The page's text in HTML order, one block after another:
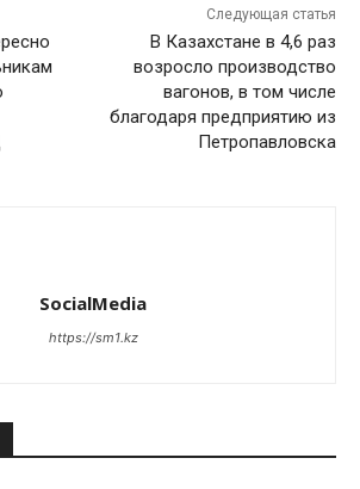
Следующая статья
В Казахстане в 4,6 раз
возросло производство
вагонов, в том числе
благодаря предприятию из
Петропавловска
SocialMedia
https://sm1.kz